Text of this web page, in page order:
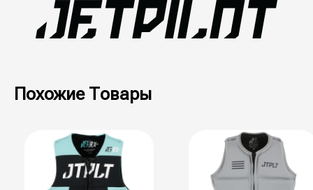
Похожие Товары
товар
имеет
несколько
вариаций.
товар
имеет
несколько
вариаций.